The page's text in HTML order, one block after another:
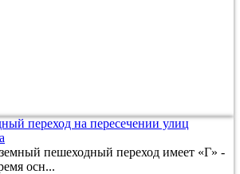
переход на пересечении улиц
пешеходный переход имеет «Г» -
осн...